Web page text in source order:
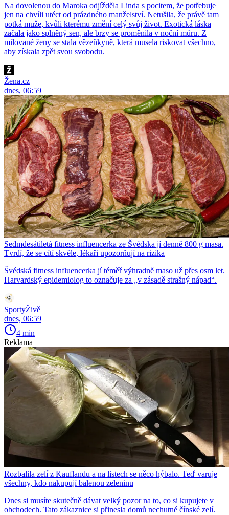
Na dovolenou do Maroka odjížděla Linda s pocitem, že potřebuje
jen na chvíli utéct od prázdného manželství. Netušila, že právě tam
potká muže, kvůli kterému změní celý svůj život. Exotická láska
začala jako splněný sen, ale brzy se proměnila v noční můru. Z
milované ženy se stala vězeňkyně, která musela riskovat všechno,
aby získala zpět svou svobodu.
Žena.cz
dnes, 06:59
Sedmdesátiletá fitness influencerka ze Švédska jí denně 800 g masa.
Tvrdí, že se cítí skvěle, lékaři upozorňují na rizika
Švédská fitness influencerka jí téměř výhradně maso už přes osm let.
Harvardský epidemiolog to označuje za „v zásadě strašný nápad“.
SportyŽivě
dnes, 06:59
4 min
Reklama
Rozbalila zelí z Kauflandu a na listech se něco hýbalo. Teď varuje
všechny, kdo nakupují balenou zeleninu
Dnes si musíte skutečně dávat velký pozor na to, co si kupujete v
obchodech. Tato zákaznice si přinesla domů nechutné čínské zelí.